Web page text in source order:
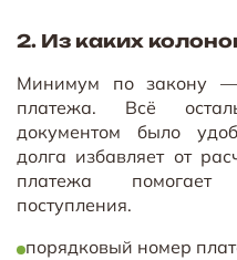
2. Из каких
Минимум по закону
платежа. Всё
документом было
долга избавляет от
платежа помогает
поступления.
порядковый номер